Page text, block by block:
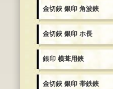
金切鋏 銀印 角波鋏
金切鋏 銀印 ホ長
銀印 横葺用鋏
金切鋏 銀印 帯鉄鋏